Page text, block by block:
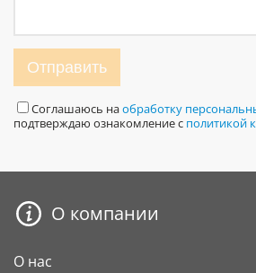
Отправить
Соглашаюсь наобработку
подтверждаю ознакомление с политикой
О компании
О нас